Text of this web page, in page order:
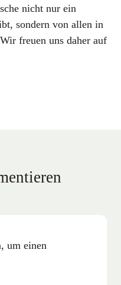
nicht nur ein
sondern von allen in
freuen uns daher auf
um einen